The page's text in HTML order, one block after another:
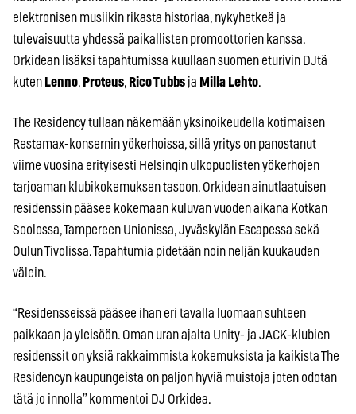
elektronisen musiikin rikasta historiaa, nykyhetkeä ja
tulevaisuutta yhdessä paikallisten promoottorien kanssa.
Orkidean lisäksi tapahtumissa kuullaan suomen eturivin DJtä
kuten Lenno, Proteus, Rico Tubbs ja Milla Lehto.
The Residency tullaan näkemään yksinoikeudella kotimaisen
Restamax-konsernin yökerhoissa, sillä yritys on panostanut
viime vuosina erityisesti Helsingin ulkopuolisten yökerhojen
tarjoaman klubikokemuksen tasoon. Orkidean ainutlaatuisen
residenssin pääsee kokemaan kuluvan vuoden aikana Kotkan
Soolossa, Tampereen Unionissa, Jyväskylän Escapessa sekä
Oulun Tivolissa. Tapahtumia pidetään noin neljän kuukauden
välein.
“Residensseissä pääsee ihan eri tavalla luomaan suhteen
paikkaan ja yleisöön. Oman uran ajalta Unity- ja JACK-klubien
residenssit on yksiä rakkaimmista kokemuksista ja kaikista The
Residencyn kaupungeista on paljon hyviä muistoja joten odotan
tätä jo innolla” kommentoi DJ Orkidea.